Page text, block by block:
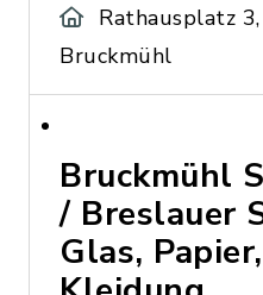
Rathausplatz
Bruckmühl
Bruckmühl
/ Breslauer
Glas, Papier,